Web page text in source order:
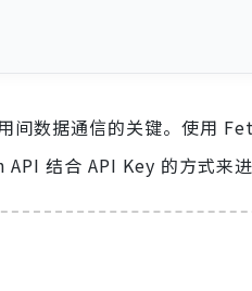
间数据通信的关键。使用
结合 API Key 的方式来进